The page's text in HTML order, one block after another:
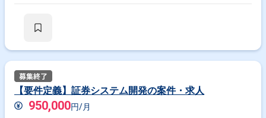
テム・8ベンダ 管理体制：3チームで運用 Aチーム（9人）：基幹・契約系
《チーム体制》 リーダー：1名 サブリーダー：2名 メンバ：4名 《今回の
役割》 メンバ 《主な業務内容》 小規模な案件を複数担当します。業務部
門・システム部門・運用保守ベンダと調整し、案件規模に応じて単独また
は複数名で推進します。 1. 運用保守業務全般 インフラシステム導入やア
ップデートによるアプリ影響調査の管理 2. セキュリティ対応 全社的なセ
【要件定義】証券システム開発の案件・求人
950,000円/月